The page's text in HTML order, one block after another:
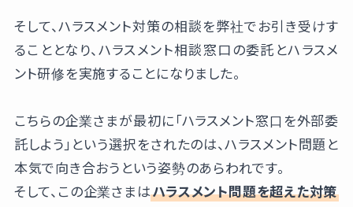
そして、ハラスメント対策の相談を弊社でお引き受けす
ることとなり、ハラスメント相談窓口の委託とハラスメ
ント研修を実施することになりました。
こちらの企業さまが最初に「ハラスメント窓口を外部委
託しよう」という選択をされたのは、ハラスメント問題と
本気で向き合おうという姿勢のあらわれです。
そして、この企業さまはハラスメント問題を超えた対策